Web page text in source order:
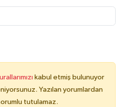
kabul etmiş bulunuyor
Yazılan yorumlardan
tutulamaz.